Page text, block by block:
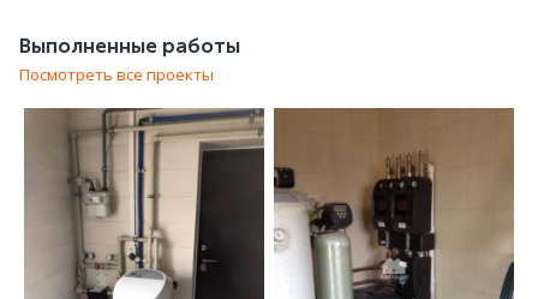
Выполненные работы
Посмотреть все проекты